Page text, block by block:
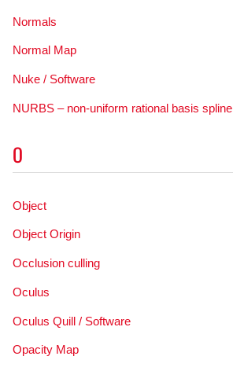
Normals
Normal Map
Nuke / Software
NURBS – non-uniform rational basis spline
O
Object
Object Origin
Occlusion culling
Oculus
Oculus Quill / Software
Opacity Map